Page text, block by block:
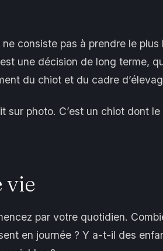
ne consiste pas à prendre le
une décision de long terme,
du chiot et du cadre
sur photo. C’est un chiot dont
vie
par votre quotidien.
en journée ? Y a-t-il des